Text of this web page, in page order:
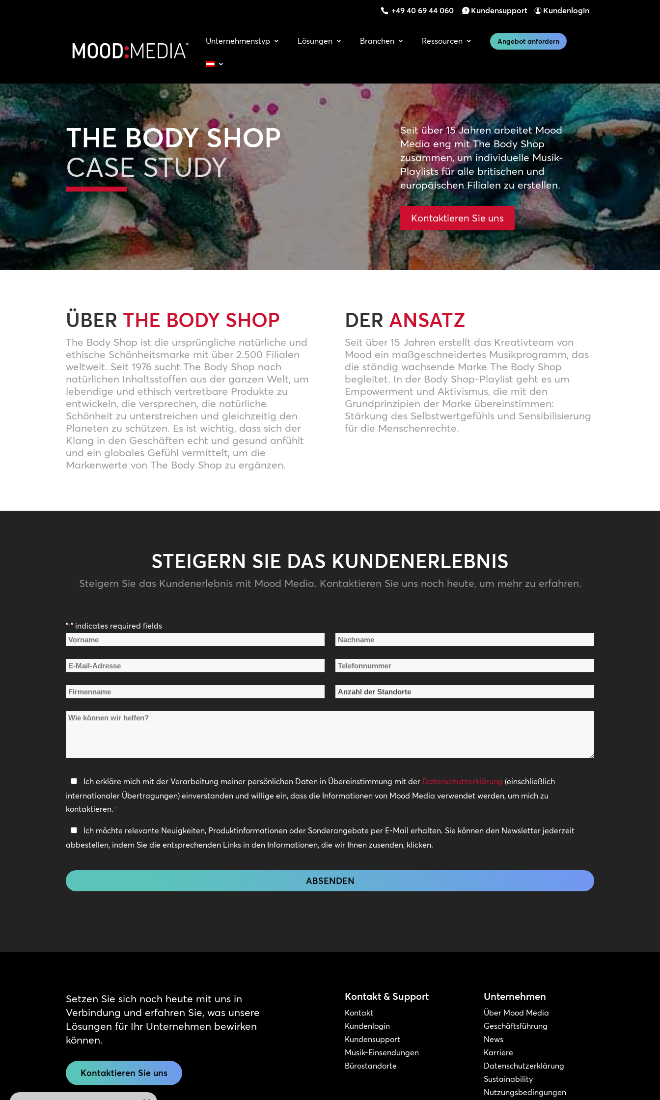
+49 40 69 44 060 Kundensupport Kundenlogin
Unternehmenstyp Lösungen Branchen Ressourcen Angebot anfordern
THE BODY SHOP
CASE STUDY
Seit über 15 Jahren arbeitet Mood
Media eng mit The Body Shop
zusammen, um individuelle Musik-
Playlists für alle britischen und
europäischen Filialen zu erstellen.
Kontaktieren Sie uns
ÜBER THE BODY SHOP
The Body Shop ist die ursprüngliche natürliche und
ethische Schönheitsmarke mit über 2.500 Filialen
weltweit. Seit 1976 sucht The Body Shop nach
natürlichen Inhaltsstoffen aus der ganzen Welt, um
lebendige und ethisch vertretbare Produkte zu
entwickeln, die versprechen, die natürliche
Schönheit zu unterstreichen und gleichzeitig den
Planeten zu schützen. Es ist wichtig, dass sich der
Klang in den Geschäften echt und gesund anfühlt
und ein globales Gefühl vermittelt, um die
Markenwerte von The Body Shop zu ergänzen.
DER ANSATZ
Seit über 15 Jahren erstellt das Kreativteam von
Mood ein maßgeschneidertes Musikprogramm, das
die ständig wachsende Marke The Body Shop
begleitet. In der Body Shop-Playlist geht es um
Empowerment und Aktivismus, die mit den
Grundprinzipien der Marke übereinstimmen:
Stärkung des Selbstwertgefühls und Sensibilisierung
für die Menschenrechte.
STEIGERN SIE DAS KUNDENERLEBNIS
Steigern Sie das Kundenerlebnis mit Mood Media. Kontaktieren Sie uns noch heute, um mehr zu erfahren.
"*" indicates required fields
Name
Vorname Nachname
E-
Adresse
Telefonnummer
Firmenname
Anzahl
Wie
helfen?
Datenschutzerklärung
*
Ich erkläre mich mit der Verarbeitung meiner persönlichen Daten in Übereinstimmung mit der Datenschutzerklärung (einschließlich
internationaler Übertragungen) einverstanden und willige ein, dass die Informationen von Mood Media verwendet werden, um mich zu
kontaktieren. *
In
Kontakt
Ich möchte relevante Neuigkeiten, Produktinformationen oder Sonderangebote per E-Mail erhalten. Sie können den Newsletter jederzeit
abbestellen, indem Sie die entsprechenden Links in den Informationen, die wir Ihnen zusenden, klicken.
Setzen Sie sich noch heute mit uns in
Verbindung und erfahren Sie, was unsere
Lösungen für Ihr Unternehmen bewirken
können.
Kontaktieren Sie uns
Kontakt & Support
Kontakt
Kundenlogin
Kundensupport
Musik-Einsendungen
Bürostandorte
Unternehmen
Über Mood Media
Geschäftsführung
News
Karriere
Datenschutzerklärung
Sustainability
Nutzungsbedingungen